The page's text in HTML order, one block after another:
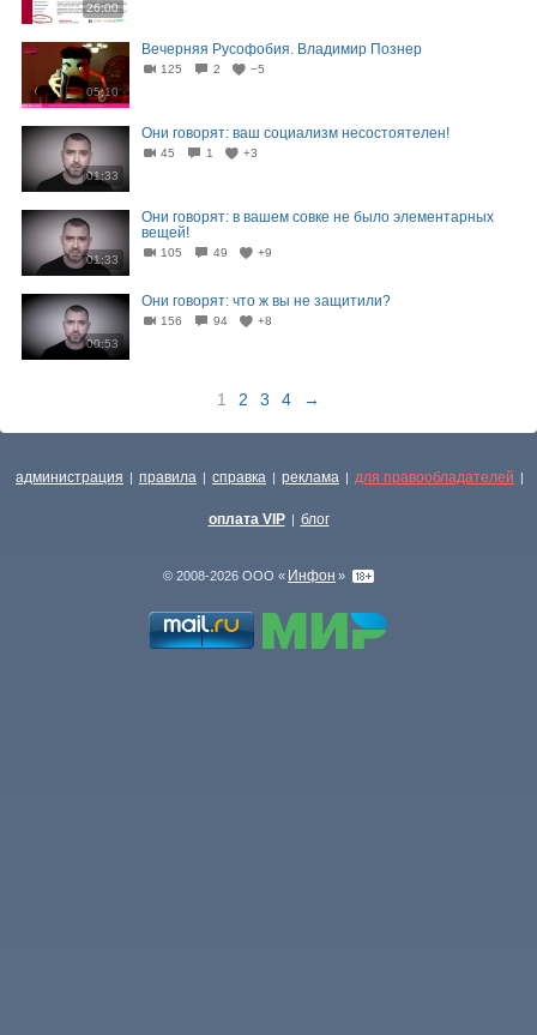
26:00
05:10
Вечерняя Русофобия. Владимир Познер
125 2 −5
01:33
Они говорят: ваш социализм несостоятелен!
45 1 +3
01:33
Они говорят: в вашем совке не было элементарных
вещей!
105 49 +9
00:53
Они говорят: что ж вы не защитили?
156 94 +8
1 2 3 4 →
администрация | правила | справка | реклама | для правообладателей |
оплата VIP | блог
© 2008-2026 ООО « Инфон »